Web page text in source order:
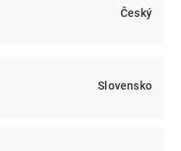
Český
Slovensko